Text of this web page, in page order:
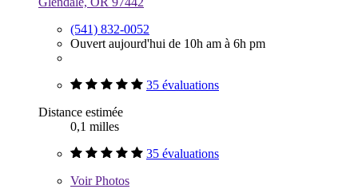
(541) 832-0052
Ouvert aujourd'hui de 10h am à 6h pm
35 évaluations
Distance estimée
0,1 milles
35 évaluations
VoirPhotos